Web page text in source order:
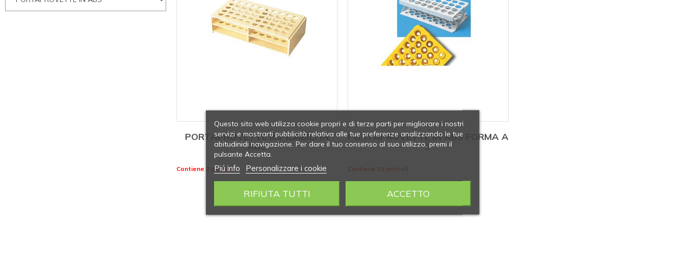
PORTAPROVETTE IMPILABILI IN
ABS
Contiene 2 articoli
PORTAPROVETTE IN ABS FORMA A
S
Contiene 15 articoli
Questo sito web utilizza cookie propri e di terze parti per migliorare i nostri
servizi e mostrarti pubblicità relativa alle tue preferenze analizzando le tue
abitudinidi navigazione. Per dare il tuo consenso al suo utilizzo, premi il
pulsante Accetta.
Piú info Personalizzare i cookie
RIFIUTA TUTTI ACCETTO